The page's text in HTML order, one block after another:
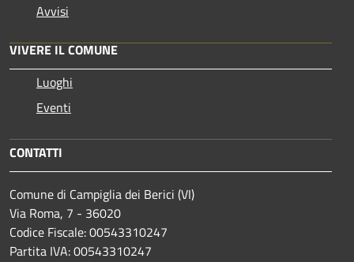
Avvisi
VIVERE IL COMUNE
Luoghi
Eventi
CONTATTI
Comune di Campiglia dei Berici (VI)
Via Roma, 7 - 36020
Codice Fiscale: 00543310247
Partita IVA: 00543310247